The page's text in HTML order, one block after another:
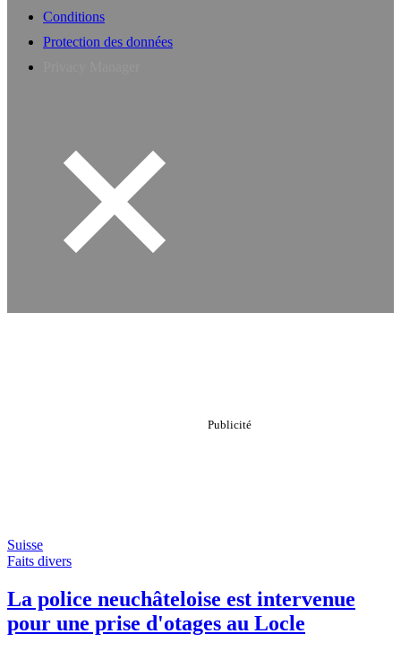
Conditions
Protection des données
Suisse
Faits divers
La police neuchâteloise est intervenue
pour une prise d'otages au Locle